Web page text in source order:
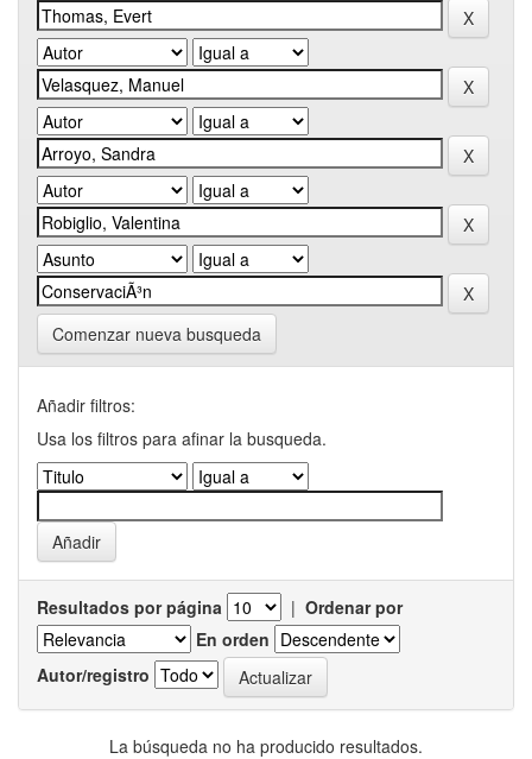
Comenzar nueva busqueda
Añadir filtros:
Usa los filtros para afinar la busqueda.
Resultados por página | Ordenar por
En orden
Autor/registro
La búsqueda no ha producido resultados.